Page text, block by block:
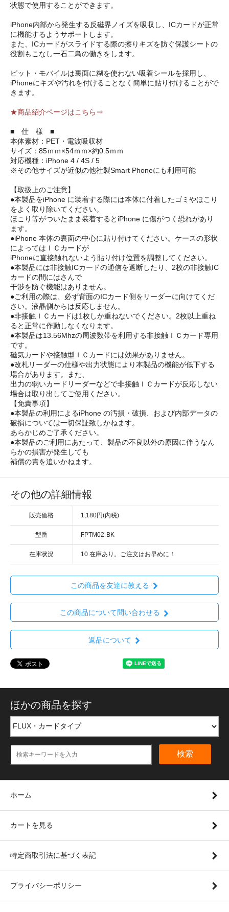
状態で使用することができます。
iPhone内部から発生する反磁界ノイズを吸収し、ICカードが正常
に機能するようサポートします。
また、ICカードがスライドする際の擦りキズを防ぐ保護シートの
役割もこなし一石二鳥の働きをします。
ピット・モバイルは裏面に糊を使わない吸着シールを採用し、
iPhoneにキズや汚れを付けることなく簡単に貼り付けることがで
きます。
★商品紹介ページはこちら⇒
■ 仕 様 ■
本体素材：PET・電波吸収材
サイズ：85ｍｍ×54ｍｍ×約0.5ｍｍ
対応機種：iPhone 4 / 4S / 5
※その他サイズが近似の他社製Smart Phoneにも利用可能
【取扱上のご注意】
●本製品をiPhone に装着する際には本体に付着したゴミやほこり
をよく取り除いてください。
ほこり等がついたまま装着するとiPhone に傷がつく恐れがあり
ます。
●iPhone 本体の裏面の中心に貼り付けてください。ケースの形状
によってはＩＣカードが
iPhoneに直接触れないよう貼り付け位置を調整してください。
●本製品には非接触ICカードの通信を遮断したり、2枚の非接触IC
カードの間にはさんで
干渉を防ぐ機能はありません。
●ご利用の際は、必ず背面のICカード側をリーダーに向けてくだ
さい。液晶側からは反応しません。
●非接触ＩＣカードは1枚しか重ねないでください。2枚以上重ね
ると正常に作動しなくなります。
●本製品は13.56Mhzの周波数帯を利用する非接触ＩＣカード専用
です。
磁気カードや接触型ＩＣカードには効果がありません。
●改札リーダーの仕様や出力状態により本製品の機能が低下する
場合があります。また、
出力の弱いカードリーダーなどで非接触ＩＣカードが反応しない
場合は取り出してご使用ください。
【免責事項】
●本製品の利用によるiPhone の汚損・破損、および内部データの
破損については一切保証致しかねます。
あらかじめご了承ください。
●本製品のご利用にあたって、製品の不良以外の原因に伴うなん
らかの損害が発生しても
補償の責を追いかねます。
その他の詳細情報
販売価格 1,180円(内税)
型番 FPTM02-BK
在庫状況 10 在庫あり。ご注文はお早めに！
この商品を友達に教える
この商品について問い合わせる
返品について
ほかの商品を探す
検索
ホーム
カートを見る
特定商取引法に基づく表記
プライバシーポリシー